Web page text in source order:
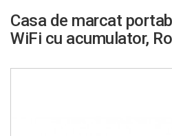
Casa de marcat
WiFi cu acumulator,